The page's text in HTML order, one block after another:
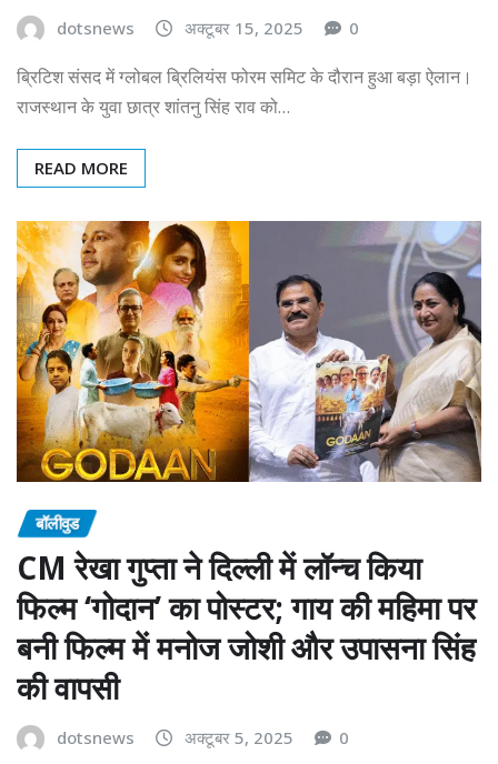
dotsnews अक्टूबर 15, 2025 0
ब्रिटिश संसद में ग्लोबल ब्रिलियंस फोरम समिट के दौरान हुआ बड़ा ऐलान।
राजस्थान के युवा छात्र शांतनु सिंह राव को…
READ MORE
बॉलीवुड
CM रेखा गुप्ता ने दिल्ली में लॉन्च किया
फिल्म ‘गोदान’ का पोस्टर; गाय की महिमा पर
बनी फिल्म में मनोज जोशी और उपासना सिंह
की वापसी
dotsnews अक्टूबर 5, 2025 0